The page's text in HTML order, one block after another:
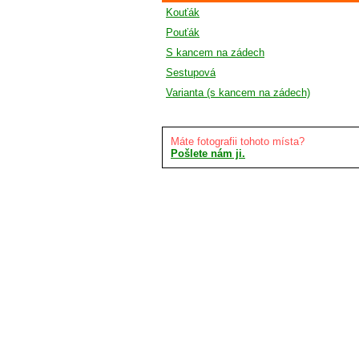
Kouťák
Pouťák
S kancem na zádech
Sestupová
Varianta (s kancem na zádech)
Máte fotografii tohoto místa?
Pošlete nám ji.